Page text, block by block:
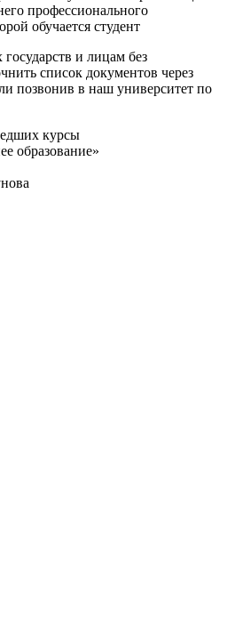
профессионального
обучается студент
и лицам без
список документов через
позвонив в наш университет по
курсы
образование»